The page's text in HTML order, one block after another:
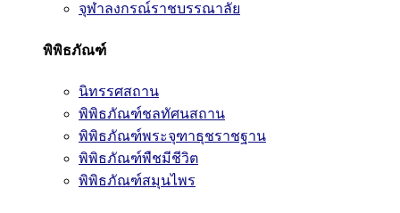
จุฬาลงกรณ์ราชบรรณาลัย
พิพิธภัณฑ์
นิทรรศสถาน
พิพิธภัณฑ์ชลทัศนสถาน
พิพิธภัณฑ์พระจุฑาธุชราชฐาน
พิพิธภัณฑ์พืชมีชีวิต
พิพิธภัณฑ์สมุนไพร